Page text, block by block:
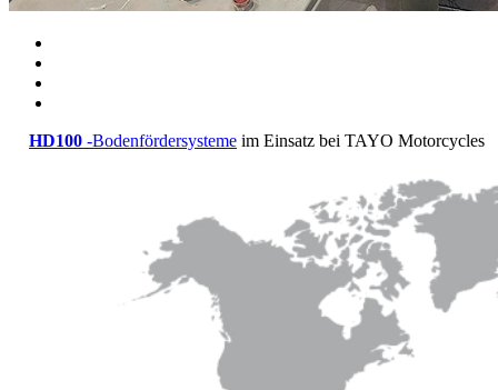
HD100 -Bodenfördersysteme im Einsatz bei TAYO Motorcycles